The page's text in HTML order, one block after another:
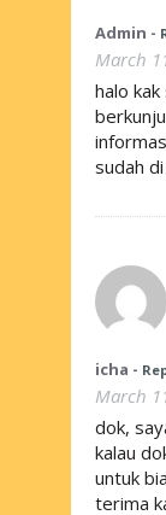
Admin -
March
halo
sudah
icha -
March
dok,
kalau
untuk
terima